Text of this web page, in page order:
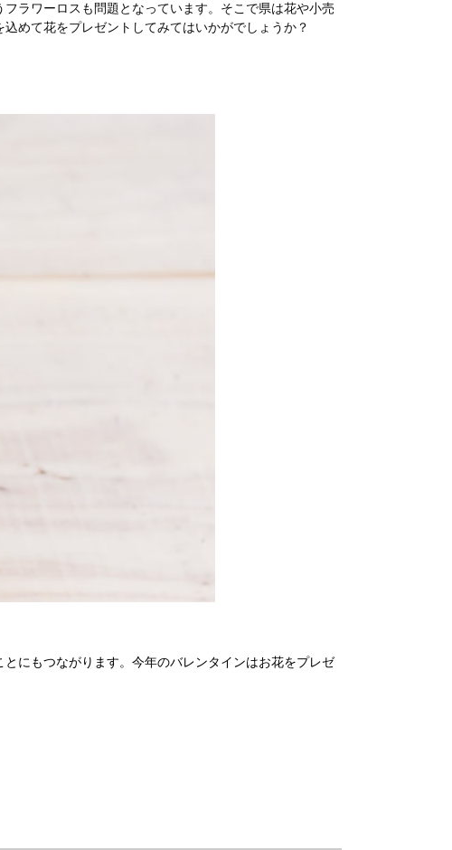
ラワーロスも問題となっています。そこで県は花や小売
めて花をプレゼントしてみてはいかがでしょうか？
にもつながります。今年のバレンタインはお花をプレゼ